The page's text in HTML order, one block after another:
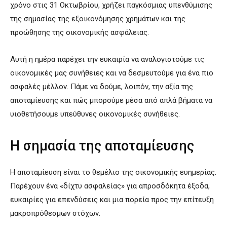
χρόνο στις 31 Οκτωβρίου, χρήζει παγκόσμιας υπενθύμισης
της σημασίας της εξοικονόμησης χρημάτων και της
προώθησης της οικονομικής ασφάλειας.
Αυτή η ημέρα παρέχει την ευκαιρία να αναλογιστούμε τις
οικονομικές μας συνήθειες και να δεσμευτούμε για ένα πιο
ασφαλές μέλλον. Πάμε να δούμε, λοιπόν, την αξία της
αποταμίευσης και πώς μπορούμε μέσα από απλά βήματα να
υιοθετήσουμε υπεύθυνες οικονομικές συνήθειες.
Η σημασία της αποταμίευσης
Η αποταμίευση είναι το θεμέλιο της οικονομικής ευημερίας.
Παρέχουν ένα «δίχτυ ασφαλείας» για απροσδόκητα έξοδα,
ευκαιρίες για επενδύσεις και μια πορεία προς την επίτευξη
μακροπρόθεσμων στόχων.